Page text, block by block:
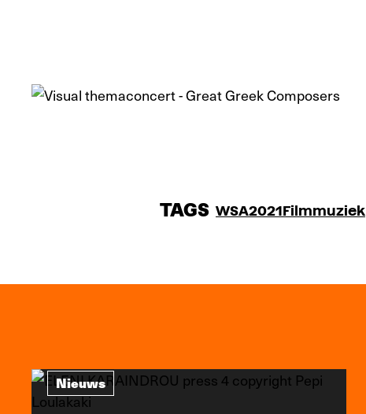
TAGS WSA2021Filmmuziek
Nieuws